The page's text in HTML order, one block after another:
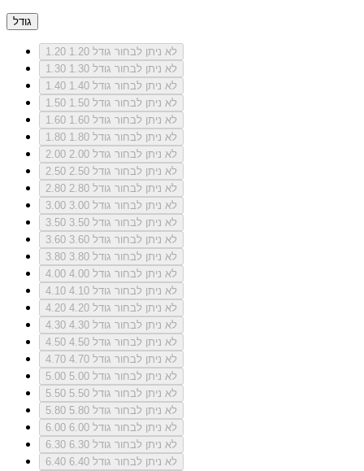
גודל
1.20
לא ניתן לבחור גודל 1.20
1.30
לא ניתן לבחור גודל 1.30
1.40
לא ניתן לבחור גודל 1.40
1.50
לא ניתן לבחור גודל 1.50
1.60
לא ניתן לבחור גודל 1.60
1.80
לא ניתן לבחור גודל 1.80
2.00
לא ניתן לבחור גודל 2.00
2.50
לא ניתן לבחור גודל 2.50
2.80
לא ניתן לבחור גודל 2.80
3.00
לא ניתן לבחור גודל 3.00
3.50
לא ניתן לבחור גודל 3.50
3.60
לא ניתן לבחור גודל 3.60
3.80
לא ניתן לבחור גודל 3.80
4.00
לא ניתן לבחור גודל 4.00
4.10
לא ניתן לבחור גודל 4.10
4.20
לא ניתן לבחור גודל 4.20
4.30
לא ניתן לבחור גודל 4.30
4.50
לא ניתן לבחור גודל 4.50
4.70
לא ניתן לבחור גודל 4.70
5.00
לא ניתן לבחור גודל 5.00
5.50
לא ניתן לבחור גודל 5.50
5.80
לא ניתן לבחור גודל 5.80
6.00
לא ניתן לבחור גודל 6.00
6.30
לא ניתן לבחור גודל 6.30
6.40
לא ניתן לבחור גודל 6.40